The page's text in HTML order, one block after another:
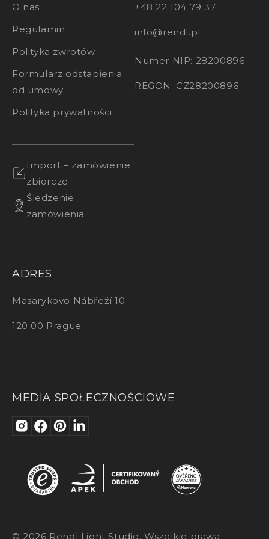
czujnika, konstrukcji obudowy i stabilności modułu
LED. Solidne
utrzymuje stałą moc świetlną i
niezawodne wykrywanie przez wiele lat.
Dzięki połączeniu automatycznego sterowania,
energooszczędnej technologii LED i szerokiej
praktyczne i trwałe rozwiązanie do oświetlenia
O nas
Regulamin
Polityka zwrotów
Formularz odstapienia
od umowy
Polityka prywatności
Import – zamówienie
zbiorcze
Śledzenie
zamówienia
+48 22 104 79 37
info@rendl.pl
Numer NIP: 28200896
REGON: CZ28200896
ADRES
Masarykovo Nábřeží 10
120 00 Prague
MEDIA SPOŁECZNOŚCIOWE
© 2026 Rendl Light Studio. Wszelkie prawa